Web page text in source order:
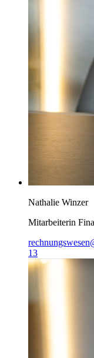
Nathalie Winzer
Mitarbeiterin
13